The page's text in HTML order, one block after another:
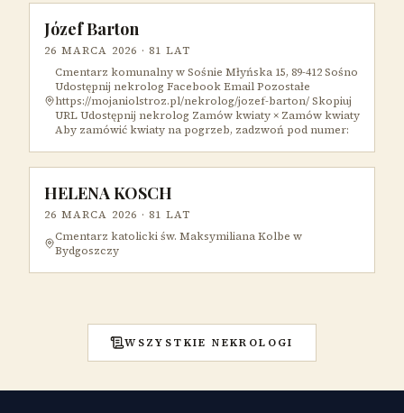
Józef Barton
26 MARCA 2026 · 81 LAT
Cmentarz komunalny w Sośnie Młyńska 15, 89-412 Sośno
Udostępnij nekrolog Facebook Email Pozostałe
https://mojaniolstroz.pl/nekrolog/jozef-barton/ Skopiuj
URL Udostępnij nekrolog Zamów kwiaty × Zamów kwiaty
Aby zamówić kwiaty na pogrzeb, zadzwoń pod numer:
HELENA KOSCH
26 MARCA 2026 · 81 LAT
Cmentarz katolicki św. Maksymiliana Kolbe w
Bydgoszczy
WSZYSTKIE NEKROLOGI